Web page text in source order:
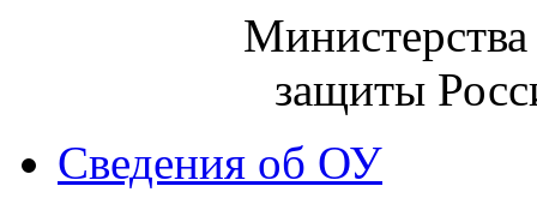
защиты
Сведения об ОУ